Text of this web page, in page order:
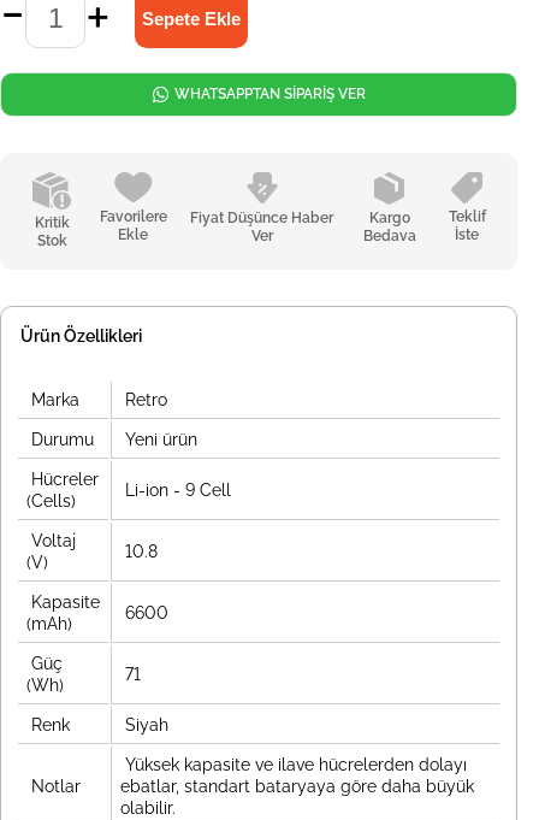
Kritik
Stok
Favorilere
Ekle
Fiyat Düşünce Haber
Ver
Kargo
Bedava
Teklif
İste
WHATSAPPTAN SİPARİŞ VER
Ürün Özellikleri
Marka Retro
Durumu Yeni ürün
Hücreler
(Cells)
Li-ion - 9 Cell
Voltaj
(V)
10.8
Kapasite
(mAh)
6600
Güç
(Wh)
71
Renk Siyah
Notlar
Yüksek kapasite ve ilave hücrelerden dolayı
ebatlar, standart bataryaya göre daha büyük
olabilir.